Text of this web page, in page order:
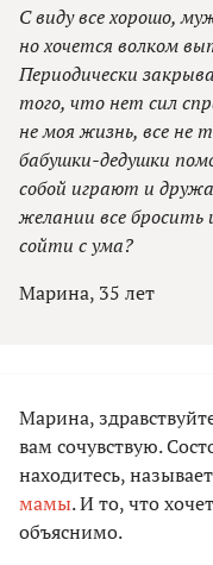
С виду все хорошо,
но хочется волком
Периодически
того, что нет сил
не моя жизнь, все не
бабушки-дедушки
собой играют и
желании все бросить
сойти с ума?
Марина, 35 лет
Марина,
вам сочувствую.
находитесь,
мамы. И то, что
объяснимо.